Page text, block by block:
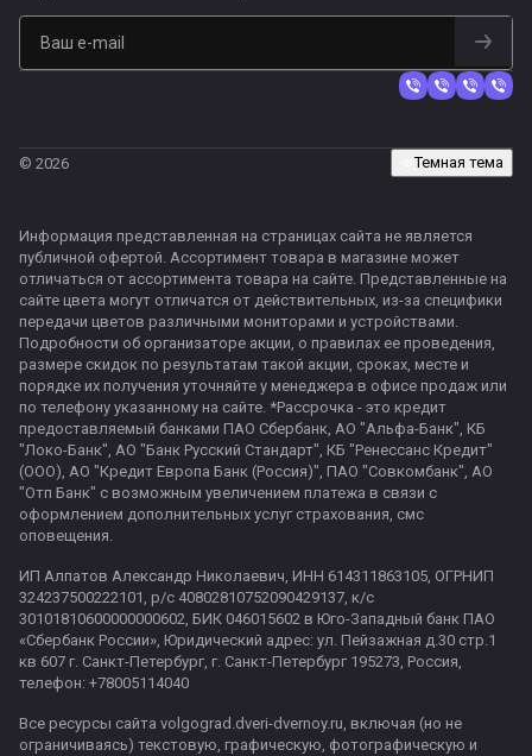
© 2026 Темная тема
Информация представленная на страницах сайта не является
публичной офертой. Ассортимент товара в магазине может
отличаться от ассортимента товара на сайте. Представленные на
сайте цвета могут отличатся от действительных, из-за специфики
передачи цветов различными мониторами и устройствами.
Подробности об организаторе акции, о правилах ее проведения,
размере скидок по результатам такой акции, сроках, месте и
порядке их получения уточняйте у менеджера в офисе продаж или
по телефону указанному на сайте. *Рассрочка - это кредит
предоставляемый банками ПАО Сбербанк, АО "Альфа-Банк", КБ
"Локо-Банк", АО "Банк Русский Стандарт", КБ "Ренессанс Кредит"
(ООО), АО "Кредит Европа Банк (Россия)", ПАО "Совкомбанк", АО
"Отп Банк" с возможным увеличением платежа в связи с
оформлением дополнительных услуг страхования, смс
оповещения.
ИП Алпатов Александр Николаевич, ИНН 614311863105, ОГРНИП
324237500222101, р/с 40802810752090429137, к/с
30101810600000000602, БИК 046015602 в Юго-Западный банк ПАО
«Сбербанк России», Юридический адрес: ул. Пейзажная д.30 стр.1
кв 607 г. Санкт-Петербург, г. Санкт-Петербург 195273, Россия,
телефон: +78005114040
Все ресурсы сайта volgograd.dveri-dvernoy.ru, включая (но не
ограничиваясь) текстовую, графическую, фотографическую и